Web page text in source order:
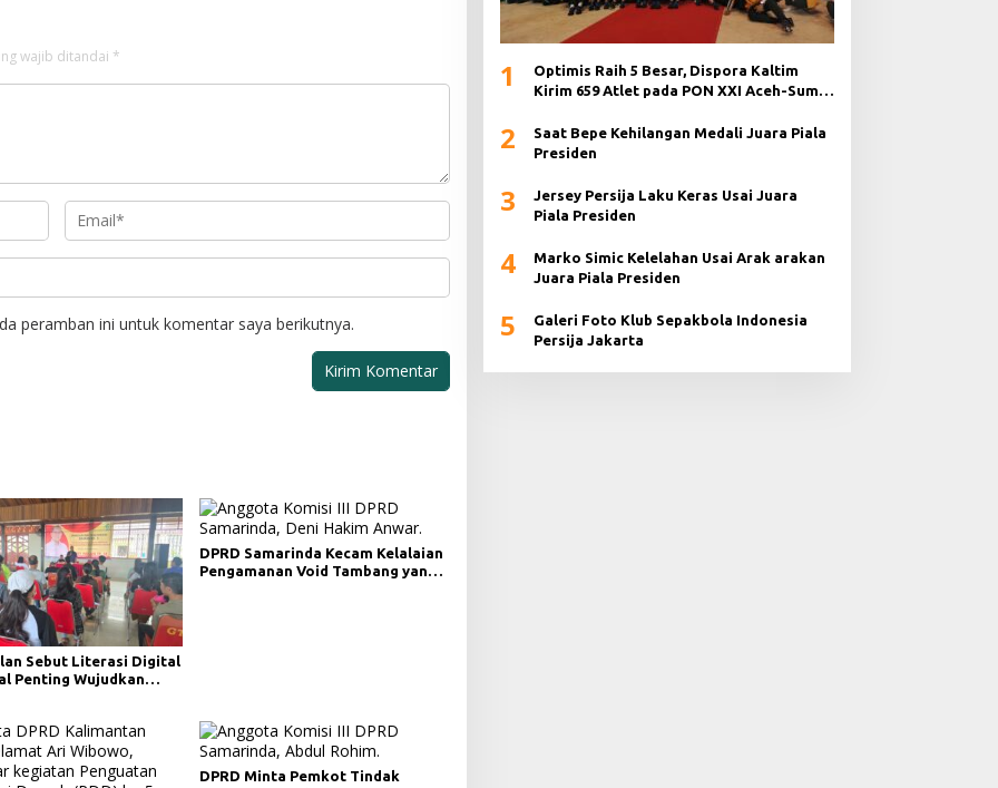
wajib ditandai *
peramban ini untuk komentar saya berikutnya.
Sebut Literasi Digital
Penting Wujudkan
DPRD Samarinda Kecam Kelalaian
Pengamanan Void Tambang yang
DPRD Minta Pemkot Tindak
1
Optimis Raih 5 Besar, Dispora Kaltim
Kirim 659 Atlet pada PON XXI Aceh-Sumut
2
Saat Bepe Kehilangan Medali Juara Piala
Presiden
3
Jersey Persija Laku Keras Usai Juara
Piala Presiden
4
Marko Simic Kelelahan Usai Arak arakan
Juara Piala Presiden
5
Galeri Foto Klub Sepakbola Indonesia
Persija Jakarta